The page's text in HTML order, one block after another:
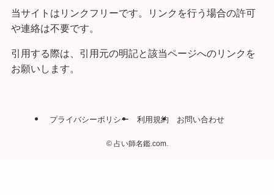
当サイトはリンクフリーです。リンクを行う場合の許可
や連絡は不要です。
引用する際は、引用元の明記と該当ページへのリンクを
お願いします。
プライバシーポリシー 利用規約 お問い合わせ
©占い師名鑑.com.